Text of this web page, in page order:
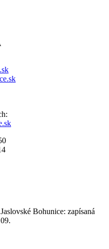
Bohunice: zapísaná